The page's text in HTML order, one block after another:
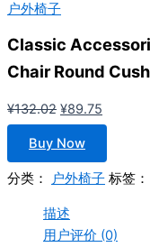
户外椅子
Classic
Chair Round
¥132.02 原
价
为：
¥132.02。
¥89.75
前
格
Buy Now
分类： 户外椅子 标签：
描述
用户评价 (0)